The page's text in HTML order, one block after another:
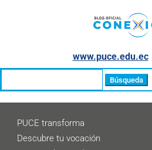
www.puce.edu.ec│
PUCE transforma
Descubre tu vocación